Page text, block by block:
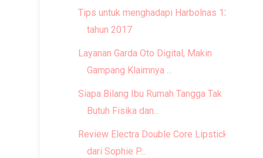
Tips untuk menghadapi Harbolnas 1212
tahun 2017
Layanan Garda Oto Digital, Makin
Gampang Klaimnya ...
Siapa Bilang Ibu Rumah Tangga Tak
Butuh Fisika dan...
Review Electra Double Core Lipstick
dari Sophie P...